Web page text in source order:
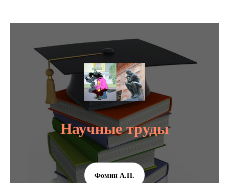
Научные труды
Фомин А.П.